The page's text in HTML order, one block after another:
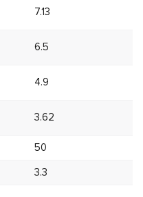
7.13
6.5
4.9
3.62
50
3.3